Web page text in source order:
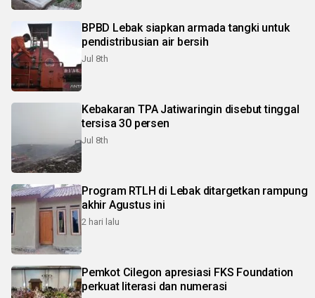
BPBD Lebak siapkan armada tangki untuk
pendistribusian air bersih
Jul 8th
Kebakaran TPA Jatiwaringin disebut tinggal
tersisa 30 persen
Jul 8th
Program RTLH di Lebak ditargetkan rampung
akhir Agustus ini
2 hari lalu
Pemkot Cilegon apresiasi FKS Foundation
perkuat literasi dan numerasi